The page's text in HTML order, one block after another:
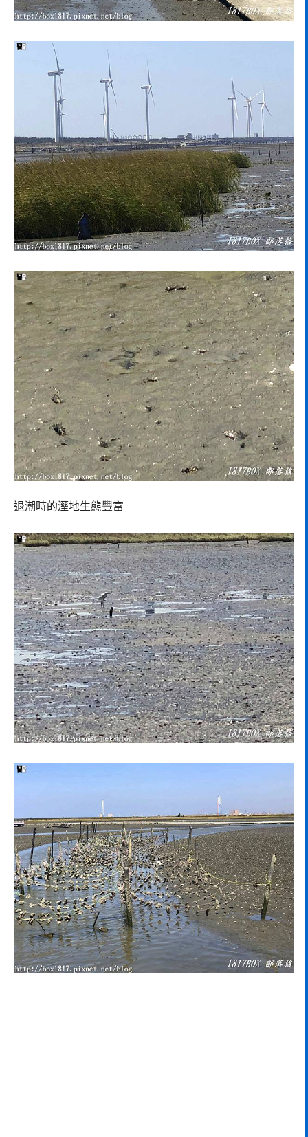
退潮時的溼地生態豐富